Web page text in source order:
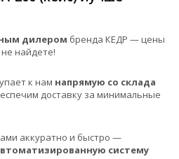
дилером бренда КЕДР — цены
найдете!
к нам напрямую со склада
доставку за минимальные
аккуратно и быстро —
систему